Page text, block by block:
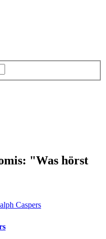
"Was hörst
Caspers